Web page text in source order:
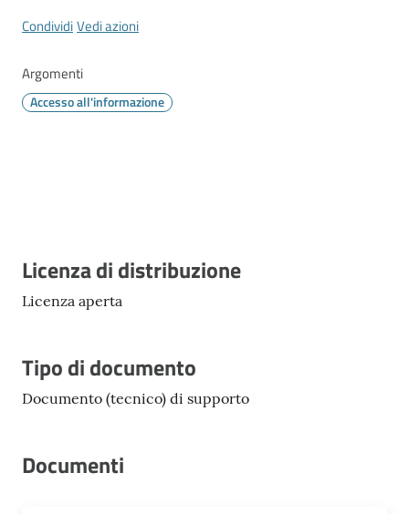
Argomenti
Seguici
CondividiVedi azioni
Argomenti
Accesso all'informazione
Descrizione
Licenza di distribuzione
Licenza aperta
Tipo di documento
Documento (tecnico) di supporto
Documenti